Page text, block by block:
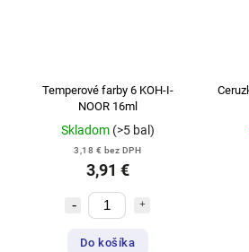
Temperové farby 6 KOH-I-
NOOR 16ml
Skladom (>5 bal)
3,18 € bez DPH
3,91 €
Do košíka